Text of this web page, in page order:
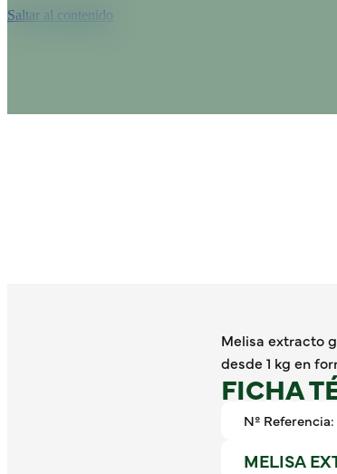
Saltar al contenido
Melisa extracto
desde 1 kg en
FICHA
Nº
MELISA